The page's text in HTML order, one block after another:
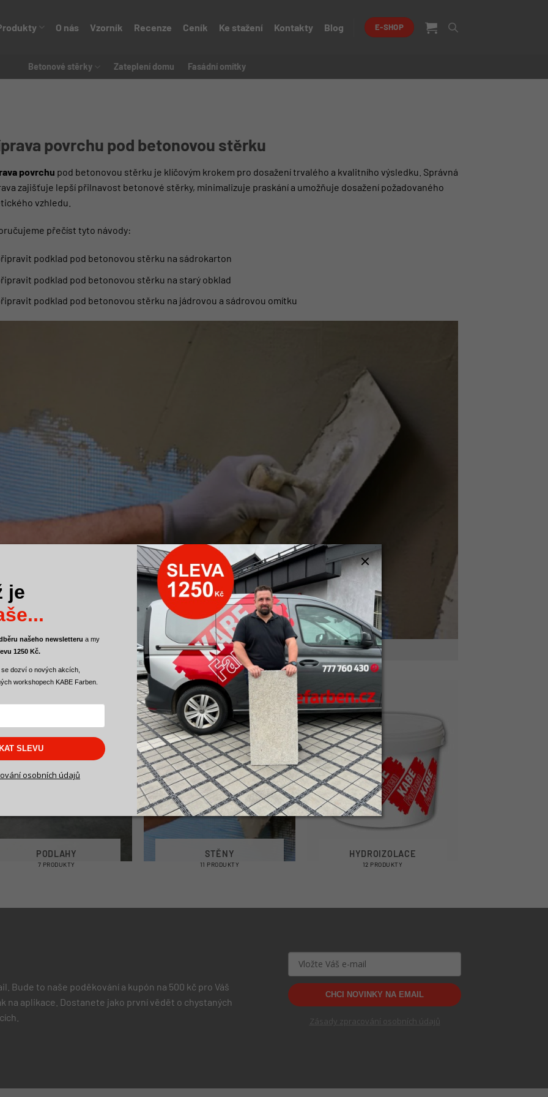
O nás Vzorník Recenze Ceník Ke stažení Kontakty Blog E-SHOP
Betonové stěrky Zateplení domu Fasádní omítky
povrchu pod betonovou stěrku
povrchu pod betonovou stěrku je klíčovým krokem pro dosažení trvalého a kvalitního výsledku. Správná
zajišťuje lepší přilnavost betonové stěrky, minimalizuje praskání a umožňuje dosažení požadovaného
vzhledu.
přečíst tyto návody:
podklad pod betonovou stěrku na sádrokarton
podklad pod betonovou stěrku na starý obklad
podklad pod betonovou stěrku na jádrovou a sádrovou omítku
Příprava povrchu pod betonovou stěrku: perlinka + lepící a štěrkovací tmel
PODLAHY
7 PRODUKTY
STĚNY
11 PRODUKTY
HYDROIZOLACE
12 PRODUKTY
Bude to naše poděkování a kupón na 500 kč pro Váš
na aplikace. Dostanete jako první vědět o chystaných
CHCI NOVINKY NA EMAIL
Zásady zpracování osobních údajů
je
našeho newsletteru a my
1250 Kč.
dozví o nových akcích,
workshopech KABE Farben.
SLEVU
osobních údajů